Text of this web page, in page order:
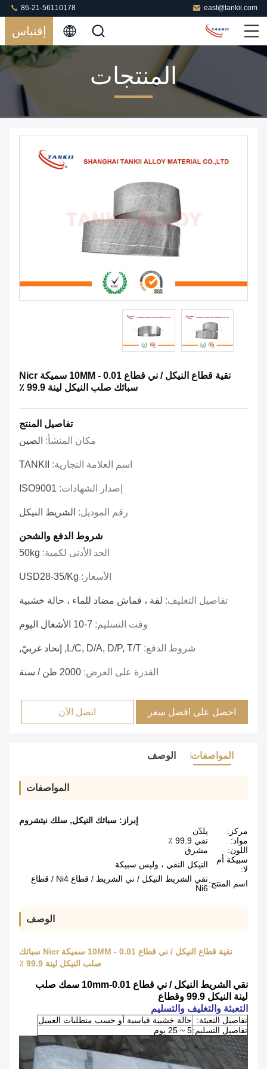
east@tankii.com
86-21-56110178
إقتباس
المنتجات
نقية قطاع النيكل / ني قطاع 0.01 - 10MM سميكة Nicr
سبائك صلب النيكل لينة 99.9 ٪
تفاصيل المنتج
مكان المنشأ: الصين
اسم العلامة التجارية: TANKII
إصدار الشهادات: ISO9001
رقم الموديل: الشريط النيكل
شروط الدفع والشحن
الحد الأدنى لكمية: 50kg
الأسعار: USD28-35/kg
تفاصيل التغليف: لفة ، قماش مضاد للماء ، حالة خشبية
وقت التسليم: 7-10 الأشغال اليوم
شروط الدفع: L/C, D/A, D/P, T/T, إتحاد غربيّ,
القدرة على العرض: 2000 طن / سنة
احصل على افضل سعر اتصل الآن
المواصفات الوصف
المواصفات
إبراز: سبائك النيكل, سلك نيتشروم
مركز:
يلدّن
مواد:
نقي 99.9 ٪
اللون:
مشرق
سبيكة أم
لا:
النيكل النقي ، وليس سبيكة
اسم المنتج:
نقي الشريط النيكل / ني الشريط / قطاع Ni4 / قطاع
Ni6
الوصف
نقية قطاع النيكل / ني قطاع 0.01 - 10MM سميكة Nicr سبائك
صلب النيكل لينة 99.9 ٪
نقي الشريط النيكل / ني قطاع 0.01-10mm سمك صلب
لينة النيكل 99.9 وقطاع
التعبئة والتغليف والتسليم
تفاصيل التعبئة:
حالة خشبية قياسية أو حسب متطلبات العميل
تفاصيل التسليم:5 ~ 25 يوم